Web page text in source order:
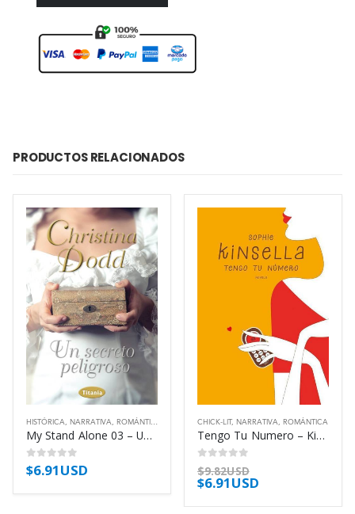
PRODUCTOS RELACIONADOS
HISTÓRICA, NARRATIVA, ROMÁNTICA
My Stand Alone 03 – Un Secreto Peligroso – Dodd Christina
0out of 5
$6.91USD
CHICK-LIT , NARRATIVA, ROMÁNTICA
Tengo Tu Numero – Kinsella Sophie
0out of 5
$9.82USD
$6.91USD